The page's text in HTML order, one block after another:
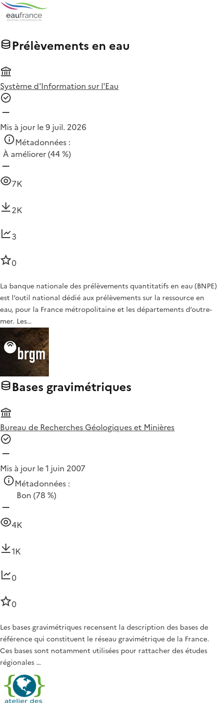
Prélèvements en eau
Système d'Information sur l'Eau
Mis à jour le 9 juil. 2026
Métadonnées :
À améliorer(44 %)
7K
2K
3
0
La banque nationale des prélèvements quantitatifs en eau (BNPE)
est l’outil national dédié aux prélèvements sur la ressource en
eau, pour la France métropolitaine et les départements d’outre-
mer. Les…
Bases gravimétriques
Bureau de Recherches Géologiques et Minières
Mis à jour le 1 juin 2007
Métadonnées :
Bon (78 %)
4K
1K
0
0
Les bases gravimétriques recensent la description des bases de
référence qui constituent le réseau gravimétrique de la France.
Ces bases sont notamment utilisées pour rattacher des études
régionales …